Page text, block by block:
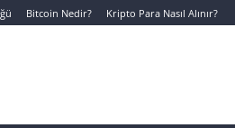
Bitcoin Nedir? Kripto Para Nasıl Alınır?